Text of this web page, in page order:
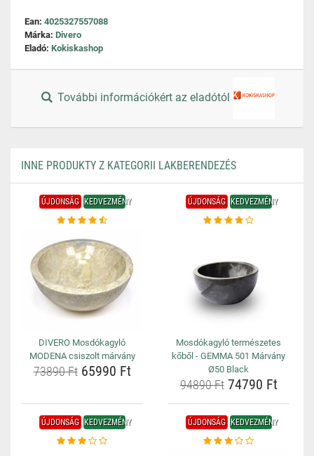
Ean: 4025327557088
Márka: Divero
Eladó: Kokiskashop
További információkért az eladótól
INNE PRODUKTY Z KATEGORII LAKBERENDEZÉS
ÚJDONSÁG KEDVEZMÉNY
DIVERO Mosdókagyló
MODENA csiszolt márvány
73890 Ft65990 Ft
ÚJDONSÁG KEDVEZMÉNY
Mosdókagyló természetes
kőből - GEMMA 501 Márvány
Ø50 Black
94890 Ft74790 Ft
ÚJDONSÁG KEDVEZMÉNY ÚJDONSÁG KEDVEZMÉNY